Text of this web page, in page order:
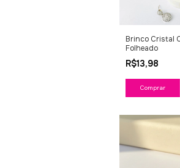
Brinco Cristal
Folheado
R$13,98
Comprar